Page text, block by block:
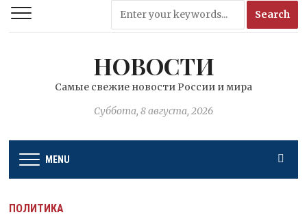
НОВОСТИ
Самые свежие новости России и мира
Суббота, 8 августа, 2026
MENU
ПОЛИТИКА